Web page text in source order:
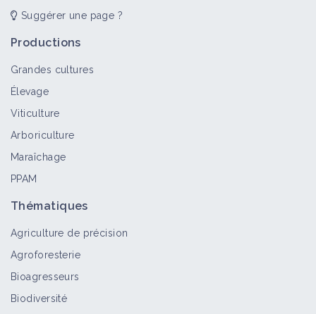
Suggérer une page ?
Productions
Grandes cultures
Élevage
Viticulture
Arboriculture
Maraîchage
PPAM
Thématiques
Agriculture de précision
Agroforesterie
Bioagresseurs
Biodiversité